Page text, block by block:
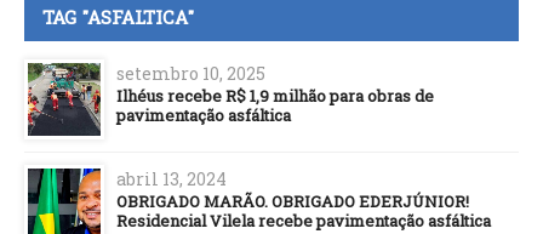
TAG "ASFALTICA"
setembro 10, 2025
Ilhéus recebe R$ 1,9 milhão para obras de
pavimentação asfáltica
abril 13, 2024
OBRIGADO MARÃO. OBRIGADO EDERJÚNIOR!
Residencial Vilela recebe pavimentação asfáltica